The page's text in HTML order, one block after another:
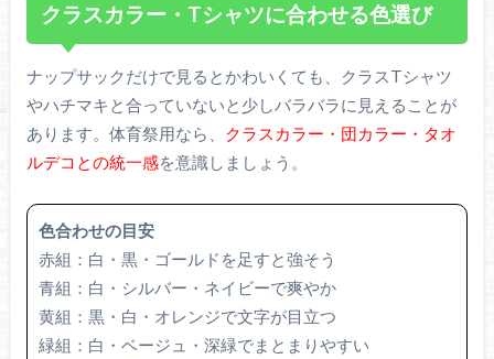
クラスカラー・Tシャツに合わせる色選び
ナップサックだけで見るとかわいくても、クラスTシャツ
やハチマキと合っていないと少しバラバラに見えることが
あります。体育祭用なら、 クラスカラー・団カラー・タオ
ルデコとの統一感を意識しましょう。
色合わせの目安
赤組：白・黒・ゴールドを足すと強そう
青組：白・シルバー・ネイビーで爽やか
黄組：黒・白・オレンジで文字が目立つ
緑組：白・ベージュ・深緑でまとまりやすい